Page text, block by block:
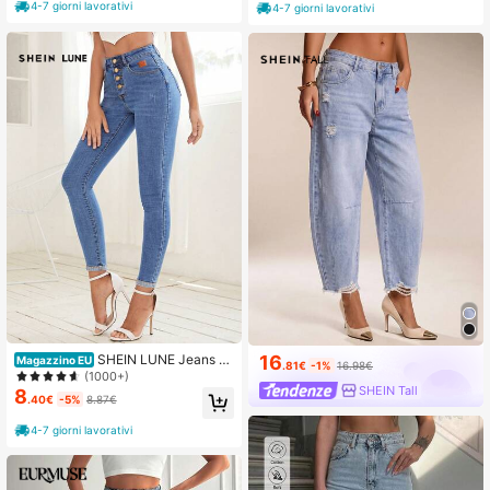
4-7 giorni lavorativi
Magazzino EU SHEIN LUNE Jeans sk
inny con bottone
(1000+)
8.40€ -5% 8.87€
4-7 giorni lavorativi
4-7 giorni lavorativi
16.81€ -1% 16.98€
SHEIN Tall